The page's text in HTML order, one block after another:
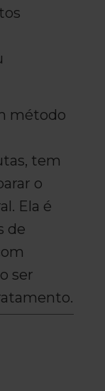
método
tem
o
Ela é
de
ser